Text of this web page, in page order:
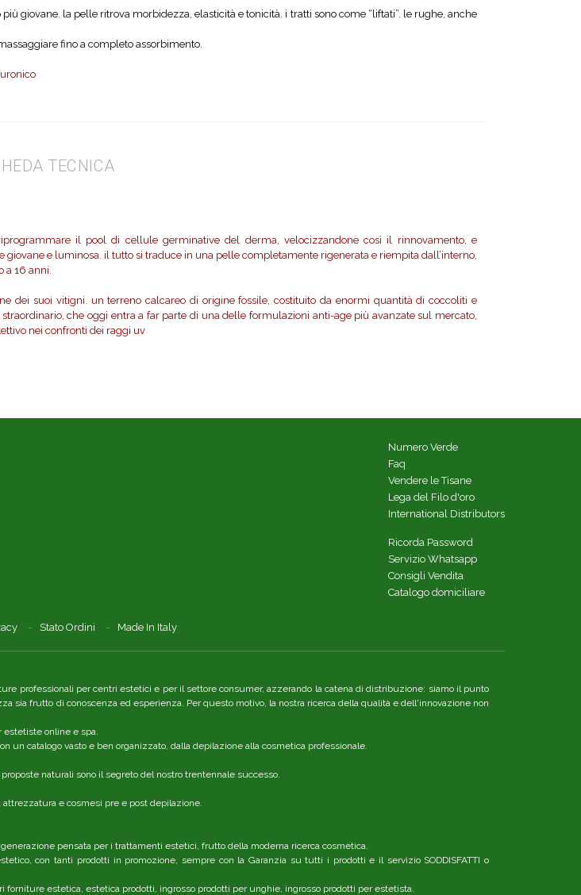
giovane. la pelle ritrova morbidezza, elasticità e tonicità. i tratti sono come “liftati”. le rughe, anche
fino a completo assorbimento.
TECNICA
il pool di cellule germinative del derma, velocizzandone così il rinnovamento, e
e luminosa. il tutto si traduce in una pelle completamente rigenerata e riempita dall’interno,
a 16 anni.
dei suoi vitigni. un terreno calcareo di origine fossile, costituito da enormi quantità di coccoliti e
che oggi entra a far parte di una delle formulazioni anti-age più avanzate sul mercato,
nei confronti dei raggi uv
Numero Verde
Faq
Vendere le Tisane
Lega del Filo d'oro
International Distributors
Ricorda Password
Servizio Whatsapp
Consigli Vendita
Catalogo domiciliare
Stato Ordini Made In Italy
professionali per centri estetici e per il settore consumer, azzerando la catena di distribuzione: siamo il punto
sia frutto di conoscenza ed esperienza. Per questo motivo, la nostra ricerca della qualità e dell'innovazione non
online e spa.
un catalogo vasto e ben organizzato, dalla depilazione alla cosmetica professionale.
naturali sono il segreto del nostro trentennale successo.
e cosmesi pre e post depilazione.
pensata per i trattamenti estetici, frutto della moderna ricerca cosmetica.
con tanti prodotti in promozione, sempre con la Garanzia su tutti i prodotti e il servizio SODDISFATTI o
estetica, estetica prodotti, ingrosso prodotti per unghie, ingrosso prodotti per estetista.